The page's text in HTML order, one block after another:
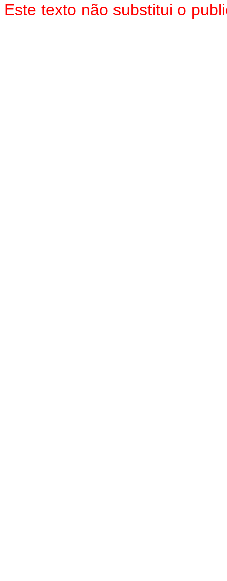
Este texto não substitui o